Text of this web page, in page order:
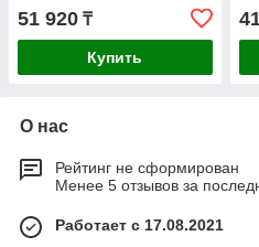
51 920 ₸
Купить
О нас
Рейтинг не сформирован
Менее 5 отзывов за
Работает с 17.08.2021